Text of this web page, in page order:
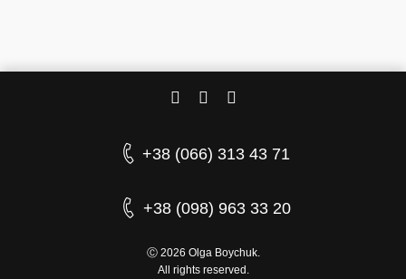
Ⓒ 2026 Olga Boychuk.
All rights reserved.
+38 (066) 313 43 71
+38 (098) 963 33 20